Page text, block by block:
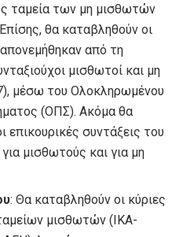
ταμεία των μη μισθωτών
Επίσης, θα καταβληθούν οι
από τη
μισθωτοί και μη
μέσω του Ολοκληρωμένου
(ΟΠΣ). Ακόμα θα
επικουρικές συντάξεις του
μισθωτούς και για μη
: Θα καταβληθούν οι κύριες
μισθωτών (ΙΚΑ-